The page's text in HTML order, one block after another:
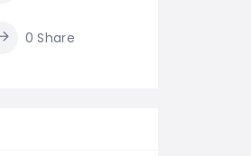
0 Share